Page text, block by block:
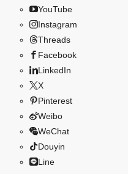
YouTube
Instagram
Threads
Facebook
LinkedIn
X
Pinterest
Weibo
WeChat
Douyin
Line